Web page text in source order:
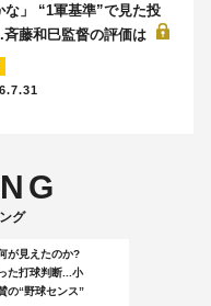
な」 “1軍基準”で見た投
斉藤和巳監督の評価は
グ
が見えたのか?
た打球判断...小
の“野球センス”